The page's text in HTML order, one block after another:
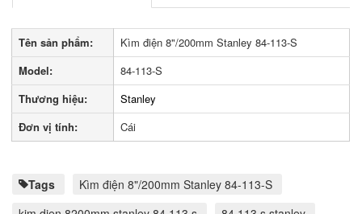
Tên sản phẩm:
Kìm điện 8"/200mm Stanley 84-113-S
Model:
84-113-S
Thương hiệu:
Stanley
Đơn vị tính:
Cái
Tags
Kìm điện 8"/200mm Stanley 84-113-S